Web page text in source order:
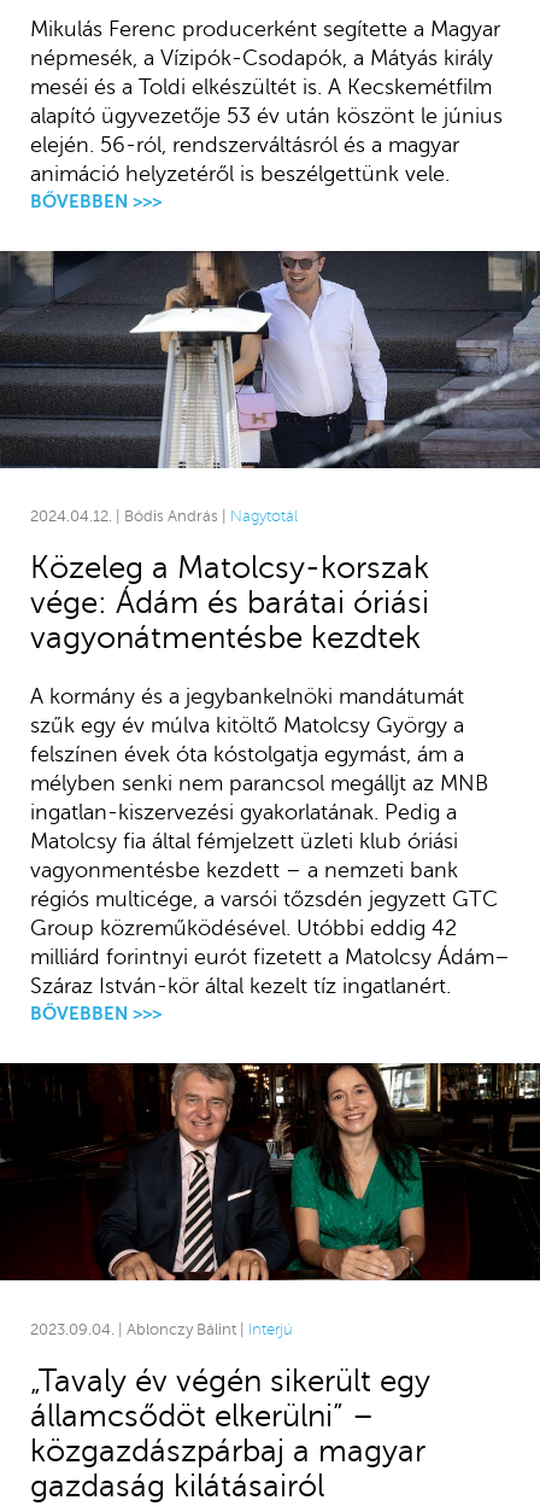
Mikulás Ferenc producerként segítette a Magyar
népmesék, a Vízipók-Csodapók, a Mátyás király
meséi és a Toldi elkészültét is. A Kecskemétfilm
alapító ügyvezetője 53 év után köszönt le június
elején. 56-ról, rendszerváltásról és a magyar
animáció helyzetéről is beszélgettünk vele.
BŐVEBBEN >>>
2024.04.12. | Bódis András | Nagytotál
Közeleg a Matolcsy-korszak
vége: Ádám és barátai óriási
vagyonátmentésbe kezdtek
A kormány és a jegybankelnöki mandátumát
szűk egy év múlva kitöltő Matolcsy György a
felszínen évek óta kóstolgatja egymást, ám a
mélyben senki nem parancsol megálljt az MNB
ingatlan-kiszervezési gyakorlatának. Pedig a
Matolcsy fia által fémjelzett üzleti klub óriási
vagyonmentésbe kezdett – a nemzeti bank
régiós multicége, a varsói tőzsdén jegyzett GTC
Group közreműködésével. Utóbbi eddig 42
milliárd forintnyi eurót fizetett a Matolcsy Ádám–
Száraz István-kör által kezelt tíz ingatlanért.
BŐVEBBEN >>>
2023.09.04. | Ablonczy Bálint | Interjú
„Tavaly év végén sikerült egy
államcsődöt elkerülni” –
közgazdászpárbaj a magyar
gazdaság kilátásairól